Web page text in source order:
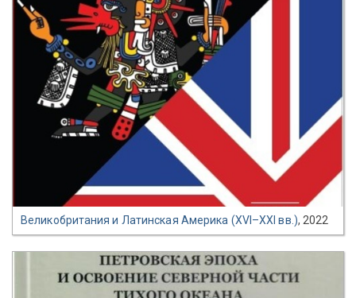
Великобритания и Латинская Америка (XVI–XXI вв.), 2022